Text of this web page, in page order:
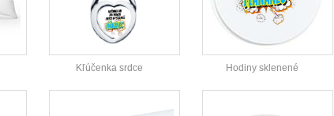
Kľúčenka srdce Hodiny sklenené